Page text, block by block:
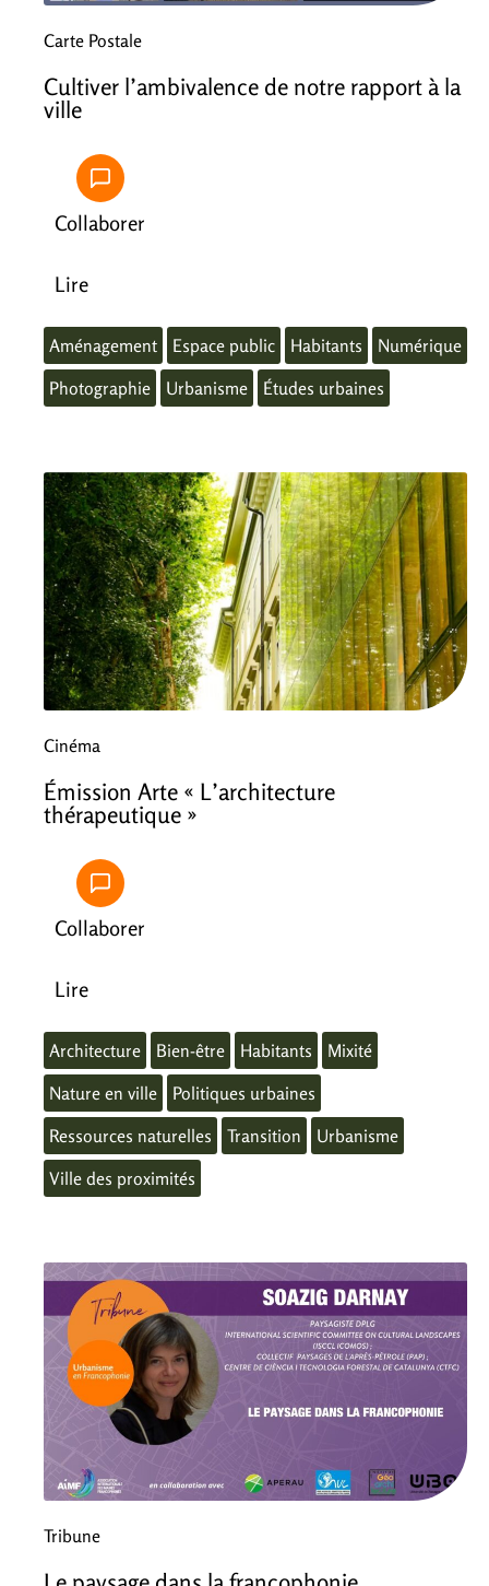
Carte Postale
Cultiver l’ambivalence de notre rapport à la
ville
Collaborer
Lire
Aménagement Espace public Habitants
Numérique
Photographie
Urbanisme Études urbaines
Cinéma
Émission Arte « L’architecture
thérapeutique »
Collaborer
Lire
Architecture Bien-être Habitants
Mixité
Nature en ville
Politiques urbaines
Ressources naturelles
Transition
Urbanisme
Ville des proximités
Tribune